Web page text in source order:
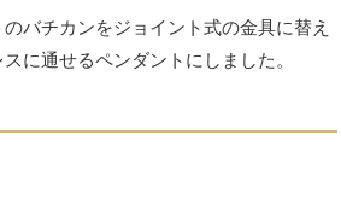
バチカンをジョイント式の金具に替え
に通せるペンダントにしました。